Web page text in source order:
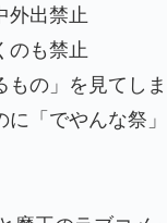
外出禁止
のも禁止
もの」を見てし
に「でやんな祭